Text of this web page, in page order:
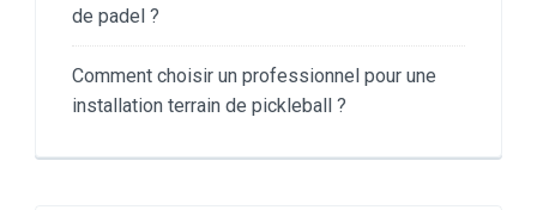
de padel ?
Comment choisir un professionnel pour une
installation terrain de pickleball ?